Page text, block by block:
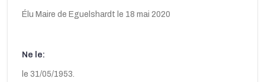
Élu Maire de Eguelshardt le 18 mai 2020
Ne le:
le 31/05/1953.